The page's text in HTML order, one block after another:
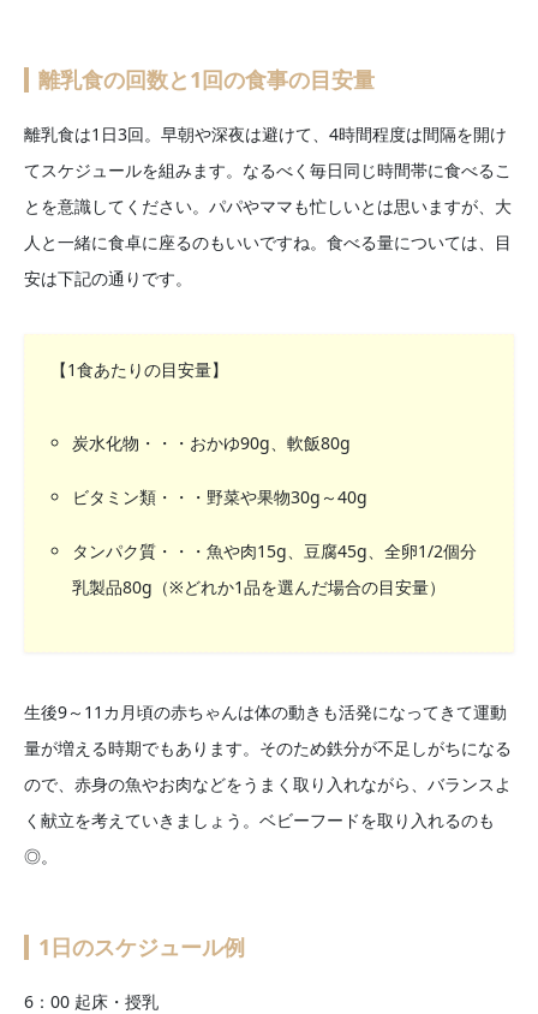
離乳食の回数と1回の食事の目安量
離乳食は1日3回。早朝や深夜は避けて、4時間程度は間隔を開け
てスケジュールを組みます。なるべく毎日同じ時間帯に食べるこ
とを意識してください。パパやママも忙しいとは思いますが、大
人と一緒に食卓に座るのもいいですね。食べる量については、目
安は下記の通りです。
【1食あたりの目安量】
炭水化物・・・おかゆ90g、軟飯80g
ビタミン類・・・野菜や果物30g～40g
タンパク質・・・魚や肉15g、豆腐45g、全卵1/2個分
乳製品80g（※どれか1品を選んだ場合の目安量）
生後9～11カ月頃の赤ちゃんは体の動きも活発になってきて運動
量が増える時期でもあります。そのため鉄分が不足しがちになる
ので、赤身の魚やお肉などをうまく取り入れながら、バランスよ
く献立を考えていきましょう。ベビーフードを取り入れるのも
◎。
1日のスケジュール例
6：00 起床・授乳